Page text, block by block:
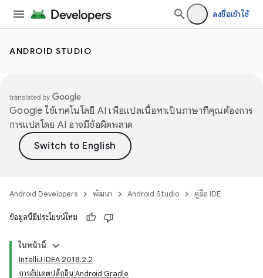
ลงชื่อเข้าใช้
ANDROID STUDIO
Google ใช้เทคโนโลยี AI เพื่อแปลเนื้อหาเป็นภาษาที่คุณต้องการ
การแปลโดย AI อาจมีข้อผิดพลาด
Android Developers พัฒนา Android Studio คู่มือ IDE
ข้อมูลนี้มีประโยชน์ไหม
ในหน้านี้
IntelliJ IDEA 2018.2.2
การอัปเดตปลั๊กอิน Android Gradle